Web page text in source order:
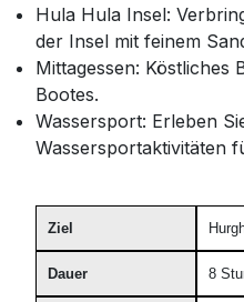
Hula Hula Insel:
der Insel mit feinem
Mittagessen: Köstliches
Bootes.
Wassersport: Erleben
Wassersportaktivitäten
Ziel
Dauer 8